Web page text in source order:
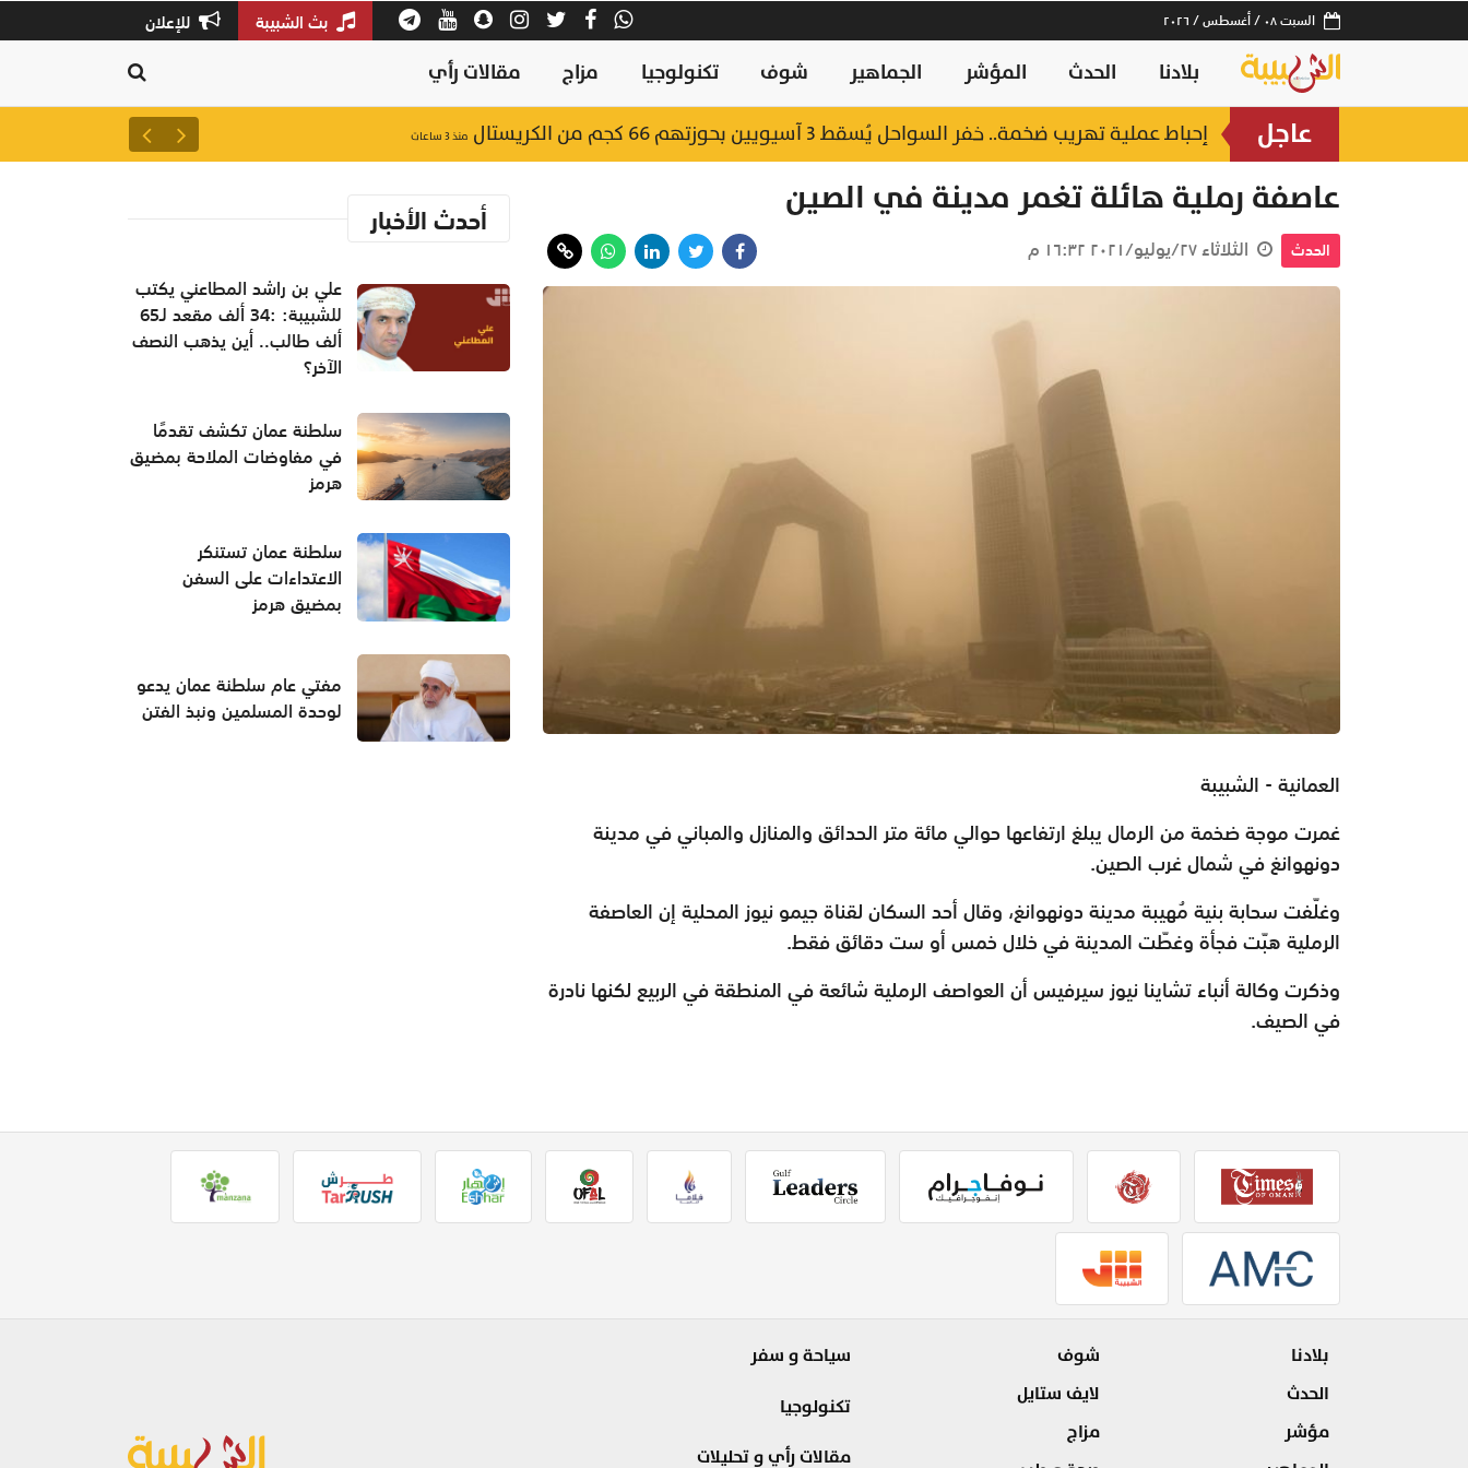
السبت ٠٨ / أغسطس / ٢٠٢٦ بث الشبيبة للإعلان
بلادنا الحدث المؤشر الجماهير شوف تكنولوجيا مزاج مقالات رأي
عاجل إحباط عملية تهريب ضخمة.. خفر السواحل يُسقط 3 آسيويين بحوزتهم 66 كجم من الكريستال منذ ٣ ساعات سلطنة عمان تكشف تقدمًا
عاصفة رملية هائلة تغمر مدينة في الصين
الحدث الثلاثاء ٢٧/يوليو/٢٠٢١ ١٦:٣٢ م
العمانية - الشبيبة
غمرت موجة ضخمة من الرمال يبلغارتفاعها حوالي مائة متر الحدائق والمنازل والمباني في مدينة
دونهوانغفي شمال غرب الصين.
وغلّفت سحابة بنية مُهيبة مدينة دونهوانغ، وقال أحد السكان لقناة جيمو نيوز المحلية إن العاصفة
الرملية هبّت فجأة وغطّت المدينة في خلال خمسأو ست دقائق فقط.
وذكرت وكالة أنباء تشاينا نيوز سيرفيس أن العواصف الرملية شائعة فيالمنطقة في الربيع لكنها نادرة
في الصيف.
أحدث الأخبار
علي بن راشد المطاعني يكتب
للشبيبة: :34 ألف مقعد لـ65
ألف طالب.. أين يذهب النصف
الآخر؟
سلطنة عمان تكشف تقدمًا
في مفاوضات الملاحة بمضيق
هرمز
سلطنة عمان تستنكر
الاعتداءات على السفن
بمضيق هرمز
مفتي عام سلطنة عمان يدعو
لوحدة المسلمين ونبذ الفتن
بلادنا
الحدث
مؤشر
شوف
لايف ستايل
مزاج
سياحة و سفر
تكنولوجيا
مقالات رأي و تحليلات